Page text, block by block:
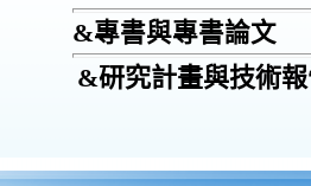
&專書與專書論文
&研究計畫與技術